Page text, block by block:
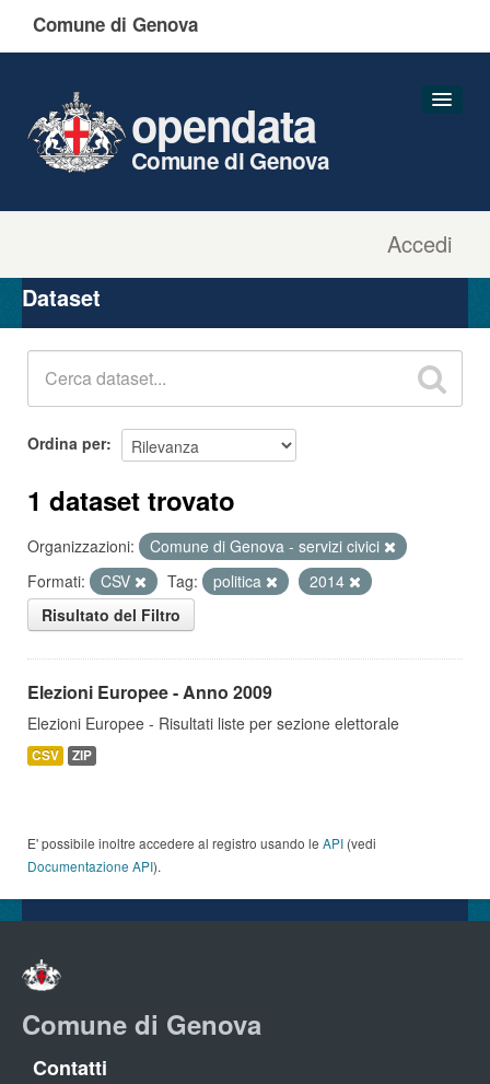
Comune di Genova
Accedi
opendata
Comune di Genova
Organizzazioni
Gruppi
Dataset
Ordina per
1 dataset trovato
Organizzazioni:
Comune di Genova - servizi civici
Formati:
CSV Tag: politica
2014
Risultato del Filtro
Elezioni Europee - Anno 2009
Elezioni Europee - Risultati liste per sezione elettorale
CSV ZIP
E' possibile inoltre accedere al registro usando le API (vedi
Documentazione API).
Comune di Genova
Contatti